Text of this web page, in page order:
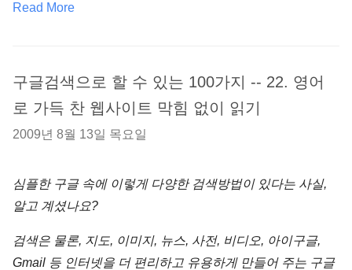
Read More
구글검색으로 할 수 있는 100가지 -- 22. 영어
로 가득 찬 웹사이트 막힘 없이 읽기
2009년 8월 13일 목요일
심플한 구글 속에 이렇게 다양한 검색방법이 있다는 사실,
알고 계셨나요?
검색은 물론, 지도, 이미지, 뉴스, 사전, 비디오, 아이구글,
Gmail 등 인터넷을 더 편리하고 유용하게 만들어 주는 구글